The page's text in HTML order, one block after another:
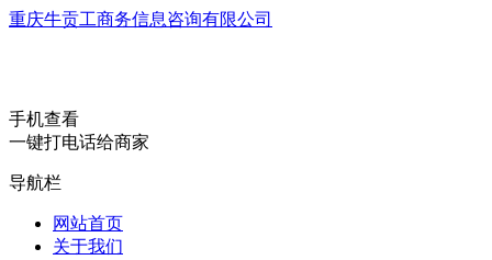
重庆牛贡工商务信息咨询有限公司
手机查看
一键打电话给商家
导航栏
网站首页
关于我们